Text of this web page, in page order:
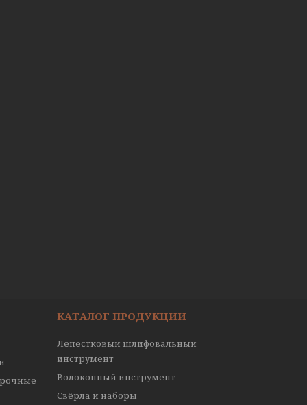
КАТАЛОГ ПРОДУКЦИИ
Лепестковый шлифовальный
инструмент
Волоконный инструмент
Свёрла и наборы